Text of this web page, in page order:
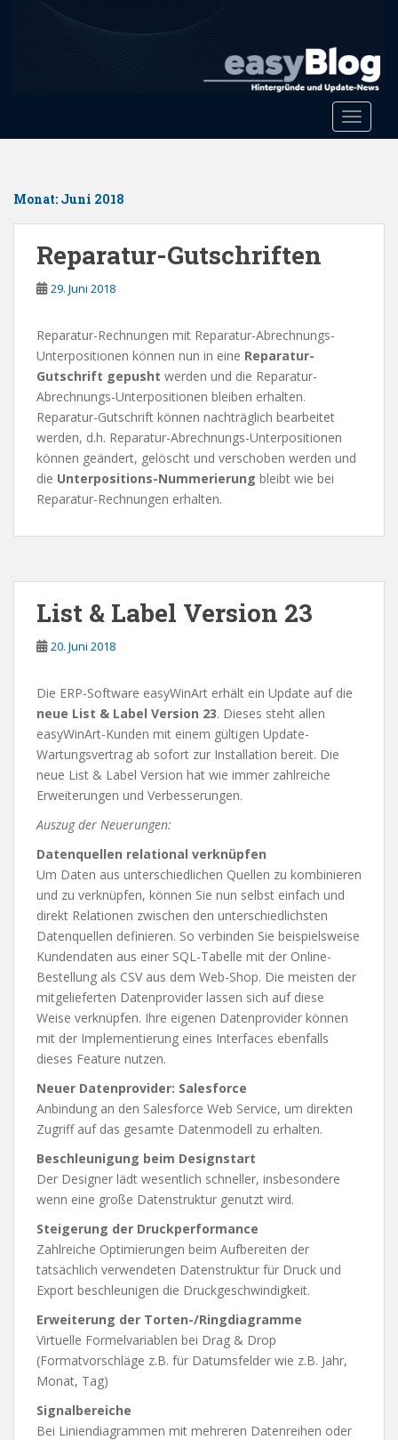
Toggle
Monat: Juni 2018
Reparatur-Gutschriften
29. Juni 2018
Reparatur-Rechnungen mit Reparatur-Abrechnungs-
Unterpositionen können nun in eine Reparatur-
Gutschrift gepusht werden und die Reparatur-
Abrechnungs-Unterpositionen bleiben erhalten.
Reparatur-Gutschrift können nachträglich bearbeitet
werden, d.h. Reparatur-Abrechnungs-Unterpositionen
können geändert, gelöscht und verschoben werden und
die Unterpositions-Nummerierung bleibt wie bei
Reparatur-Rechnungen erhalten.
List & Label Version 23
20. Juni 2018
Die ERP-Software easyWinArt erhält ein Update auf die
neue List & Label Version 23. Dieses steht allen
easyWinArt-Kunden mit einem gültigen Update-
Wartungsvertrag ab sofort zur Installation bereit. Die
neue List & Label Version hat wie immer zahlreiche
Erweiterungen und Verbesserungen.
Auszug der Neuerungen:
Datenquellen relational verknüpfen
Um Daten aus unterschiedlichen Quellen zu kombinieren
und zu verknüpfen, können Sie nun selbst einfach und
direkt Relationen zwischen den unterschiedlichsten
Datenquellen definieren. So verbinden Sie beispielsweise
Kundendaten aus einer SQL-Tabelle mit der Online-
Bestellung als CSV aus dem Web-Shop. Die meisten der
mitgelieferten Datenprovider lassen sich auf diese
Weise verknüpfen. Ihre eigenen Datenprovider können
mit der Implementierung eines Interfaces ebenfalls
dieses Feature nutzen.
Neuer Datenprovider: Salesforce
Anbindung an den Salesforce Web Service, um direkten
Zugriff auf das gesamte Datenmodell zu erhalten.
Beschleunigung beim Designstart
Der Designer lädt wesentlich schneller, insbesondere
wenn eine große Datenstruktur genutzt wird.
Steigerung der Druckperformance
Zahlreiche Optimierungen beim Aufbereiten der
tatsächlich verwendeten Datenstruktur für Druck und
Export beschleunigen die Druckgeschwindigkeit.
Erweiterung der Torten-/Ringdiagramme
Virtuelle Formelvariablen bei Drag & Drop
(Formatvorschläge z.B. für Datumsfelder wie z.B. Jahr,
Monat, Tag)
Signalbereiche
Bei Liniendiagrammen mit mehreren Datenreihen oder